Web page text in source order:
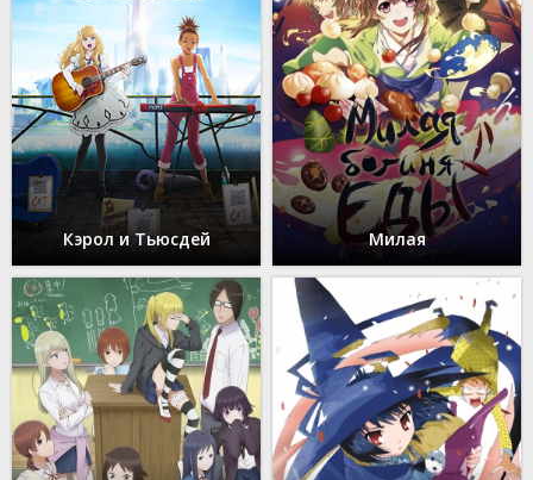
Кэрол и Тьюсдей Милая